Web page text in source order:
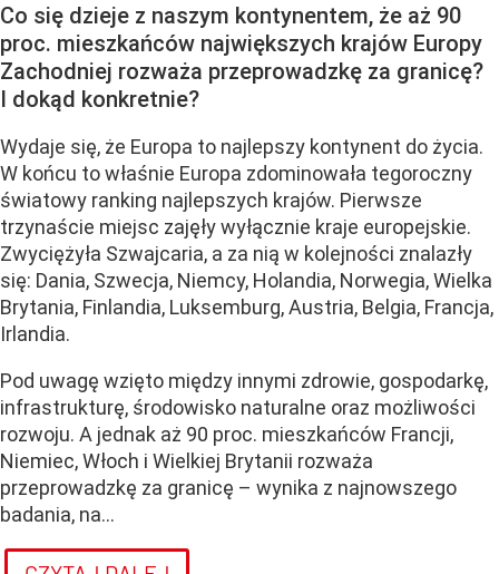
Co się dzieje z naszym kontynentem, że aż 90
proc. mieszkańców największych krajów Europy
Zachodniej rozważa przeprowadzkę za granicę?
I dokąd konkretnie?
Wydaje się, że Europa to najlepszy kontynent do życia.
W końcu to właśnie Europa zdominowała tegoroczny
światowy ranking najlepszych krajów. Pierwsze
trzynaście miejsc zajęły wyłącznie kraje europejskie.
Zwyciężyła Szwajcaria, a za nią w kolejności znalazły
się: Dania, Szwecja, Niemcy, Holandia, Norwegia, Wielka
Brytania, Finlandia, Luksemburg, Austria, Belgia, Francja,
Irlandia.
Pod uwagę wzięto między innymi zdrowie, gospodarkę,
infrastrukturę, środowisko naturalne oraz możliwości
rozwoju. A jednak aż 90 proc. mieszkańców Francji,
Niemiec, Włoch i Wielkiej Brytanii rozważa
przeprowadzkę za granicę – wynika z najnowszego
badania, na...